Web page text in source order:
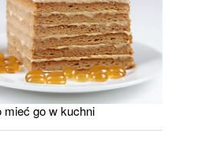
mieć go w kuchni